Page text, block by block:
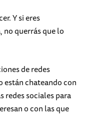
Y si eres
no querrás que lo
de redes
están chateando con
redes sociales para
o con las que